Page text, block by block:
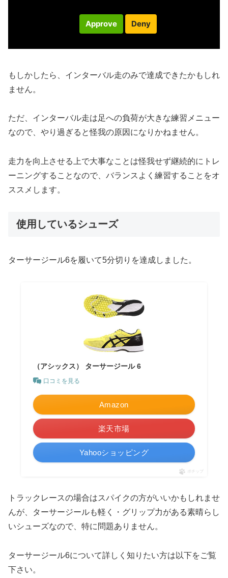
もしかしたら、インターバル走のみで達成できたかもしれ
ません。
ただ、インターバル走は足への負荷が大きな練習メニュー
なので、やり過ぎると怪我の原因になりかねません。
走力を向上させる上で大事なことは怪我せず継続的にトレ
ーニングすることなので、バランスよく練習することをオ
ススメします。
使用しているシューズ
ターサージール6を履いて5分切りを達成しました。
（アシックス） ターサージール 6
口コミを見る
Amazon
楽天市場
Yahooショッピング
ポチップ
トラックレースの場合はスパイクの方がいいかもしれませ
んが、ターサージールも軽く・グリップ力がある素晴らし
いシューズなので、特に問題ありません。
ターサージール6について詳しく知りたい方は以下をご覧
下さい。